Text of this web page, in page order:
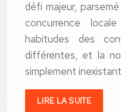
défi majeur,
concurrence
habitudes des
différentes, et la
simplement
LIRE LA SUITE